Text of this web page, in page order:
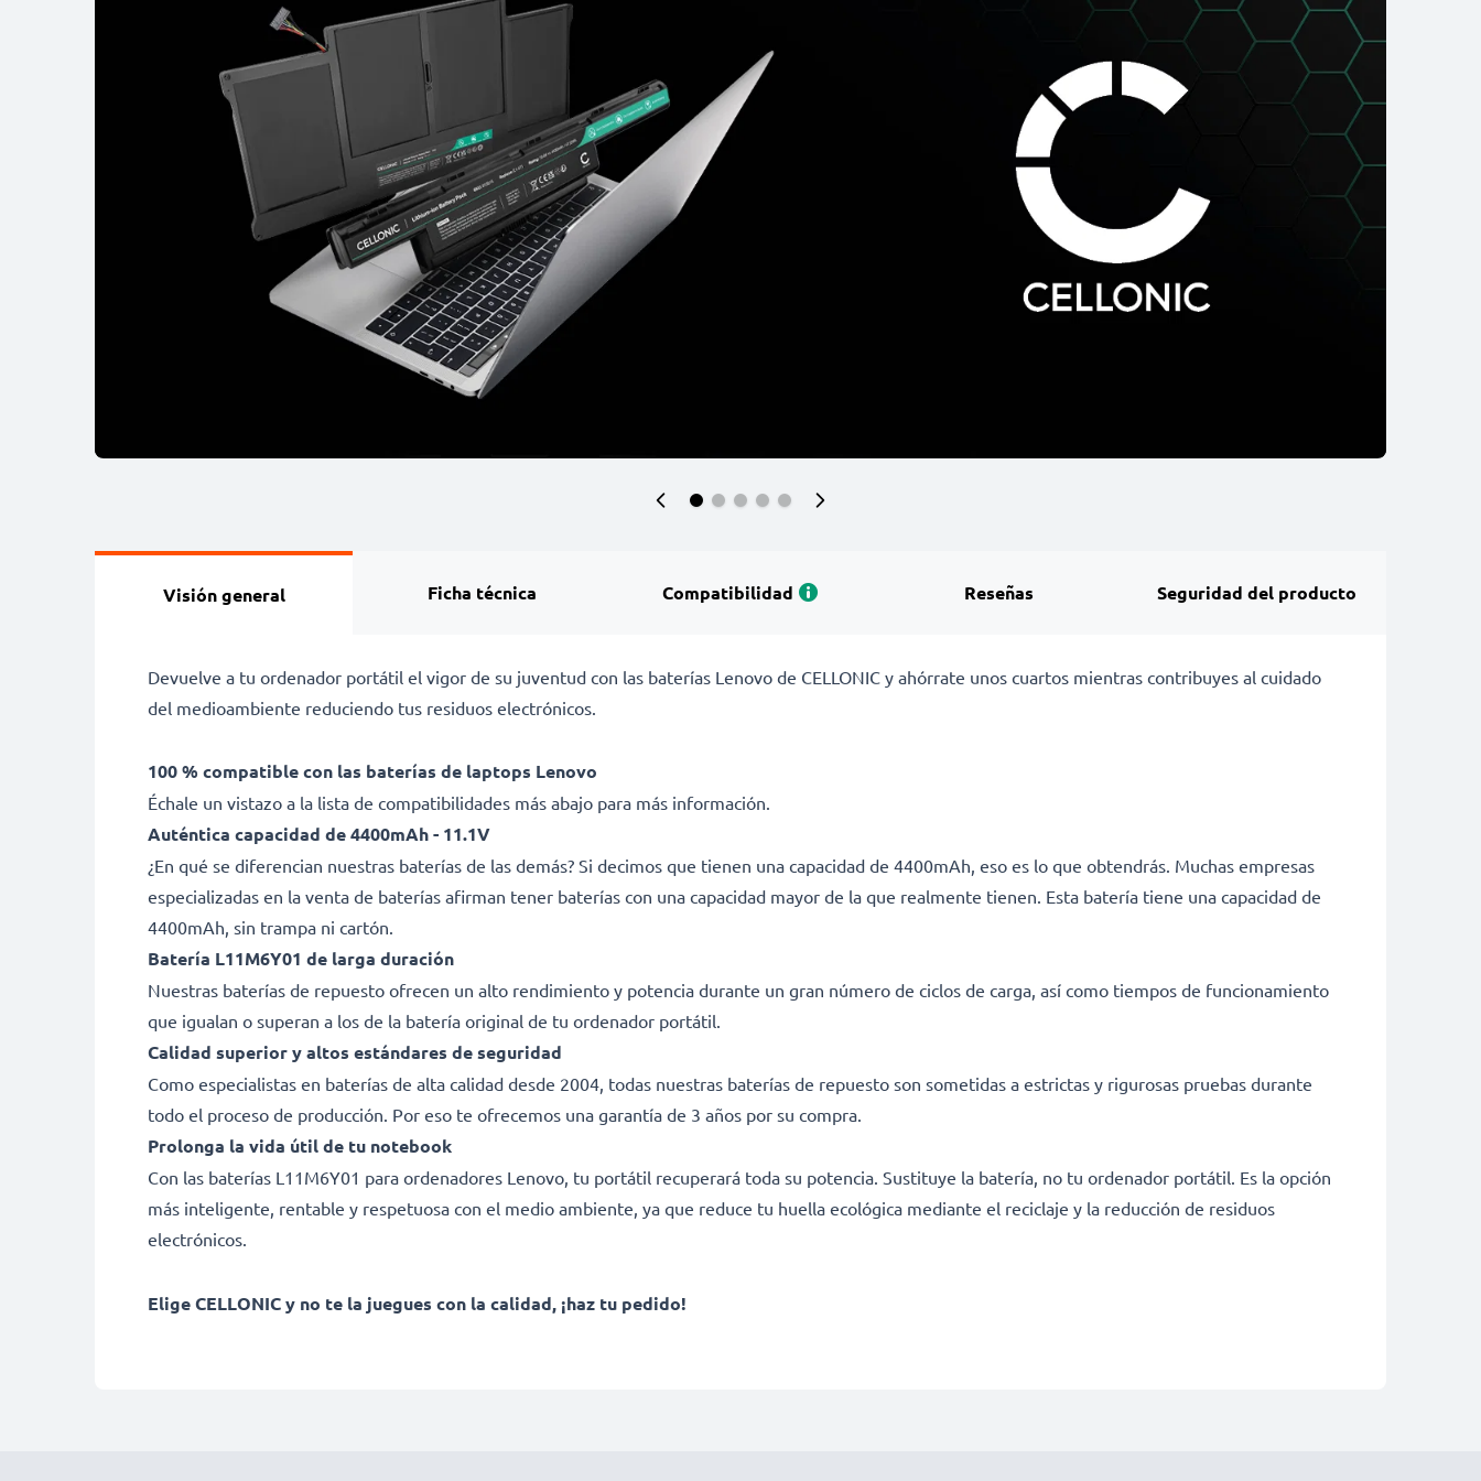
Visión general Ficha técnica Compatibilidad Reseñas Seguridad del producto
Devuelve a tu ordenador portátil el vigor de su juventud con las baterías Lenovo de CELLONIC y ahórrate unos cuartos mientras contribuyes al cuidado
del medioambiente reduciendo tus residuos electrónicos.
100 % compatible con las baterías de laptops Lenovo
Échale un vistazo a la lista de compatibilidades más abajo para más información.
Auténtica capacidad de 4400mAh - 11.1V
¿En qué se diferencian nuestras baterías de las demás? Si decimos que tienen una capacidad de 4400mAh, eso es lo que obtendrás. Muchas empresas
especializadas en la venta de baterías afirman tener baterías con una capacidad mayor de la que realmente tienen. Esta batería tiene una capacidad de
4400mAh, sin trampa ni cartón.
Batería L11M6Y01 de larga duración
Nuestras baterías de repuesto ofrecen un alto rendimiento y potencia durante un gran número de ciclos de carga, así como tiempos de funcionamiento
que igualan o superan a los de la batería original de tu ordenador portátil.
Calidad superior y altos estándares de seguridad
Como especialistas en baterías de alta calidad desde 2004, todas nuestras baterías de repuesto son sometidas a estrictas y rigurosas pruebas durante
todo el proceso de producción. Por eso te ofrecemos una garantía de 3 años por su compra.
Prolonga la vida útil de tu notebook
Con las baterías L11M6Y01 para ordenadores Lenovo, tu portátil recuperará toda su potencia. Sustituye la batería, no tu ordenador portátil. Es la opción
más inteligente, rentable y respetuosa con el medio ambiente, ya que reduce tu huella ecológica mediante el reciclaje y la reducción de residuos
electrónicos.
Elige CELLONIC y no te la juegues con la calidad, ¡haz tu pedido!